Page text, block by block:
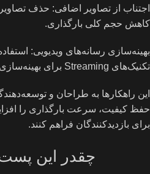
اجتناب از تصاویر اضافی: حذف
کاهش حجم کلی بارگذاری.
بهینه‌سازی رسانه‌های ویدیویی:
تکنیک‌های Streaming برای بهینه‌سازی ویدیوها.
این راهکارها به طراحان و
حفظ کیفیت، سرعت بارگذاری را
برای بازدیدکنندگان فراهم کنند.
چقدر این پست